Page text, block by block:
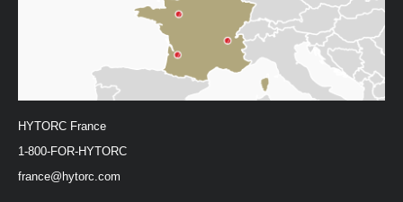
HYTORC France
1-800-FOR-HYTORC
france@hytorc.com